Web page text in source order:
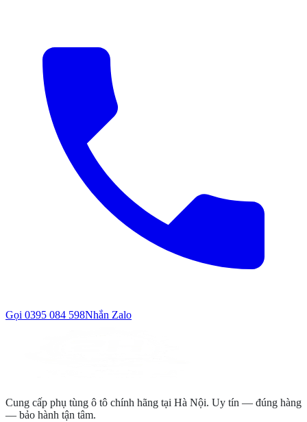
Gọi 0395 084 598Nhắn Zalo
Cung cấp phụ tùng ô tô chính hãng tại Hà Nội. Uy tín — đúng hàng
— bảo hành tận tâm.